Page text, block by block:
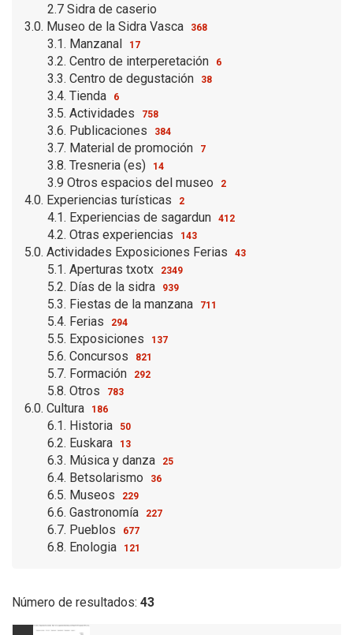
2.7 Sidra de caserio
3.0. Museo de la Sidra Vasca
368
3.1. Manzanal 17
3.2. Centro de interperetación 6
3.3. Centro de degustación 38
3.4. Tienda 6
3.5. Actividades 758
3.6. Publicaciones 384
3.7. Material de promoción 7
3.8. Tresneria (es) 14
3.9 Otros espacios del museo 2
4.0. Experiencias turísticas 2
4.1. Experiencias de sagardun 412
4.2. Otras experiencias 143
5.0. Actividades Exposiciones Ferias 43
5.1. Aperturas txotx 2349
5.2. Días de la sidra 939
5.3. Fiestas de la manzana 711
5.4. Ferias 294
5.5. Exposiciones 137
5.6. Concursos 821
5.7. Formación 292
5.8. Otros 783
6.0. Cultura 186
6.1. Historia 50
6.2. Euskara 13
6.3. Música y danza 25
6.4. Betsolarismo 36
6.5. Museos 229
6.6. Gastronomía 227
6.7. Pueblos 677
6.8. Enologia 121
Número de resultados: 43